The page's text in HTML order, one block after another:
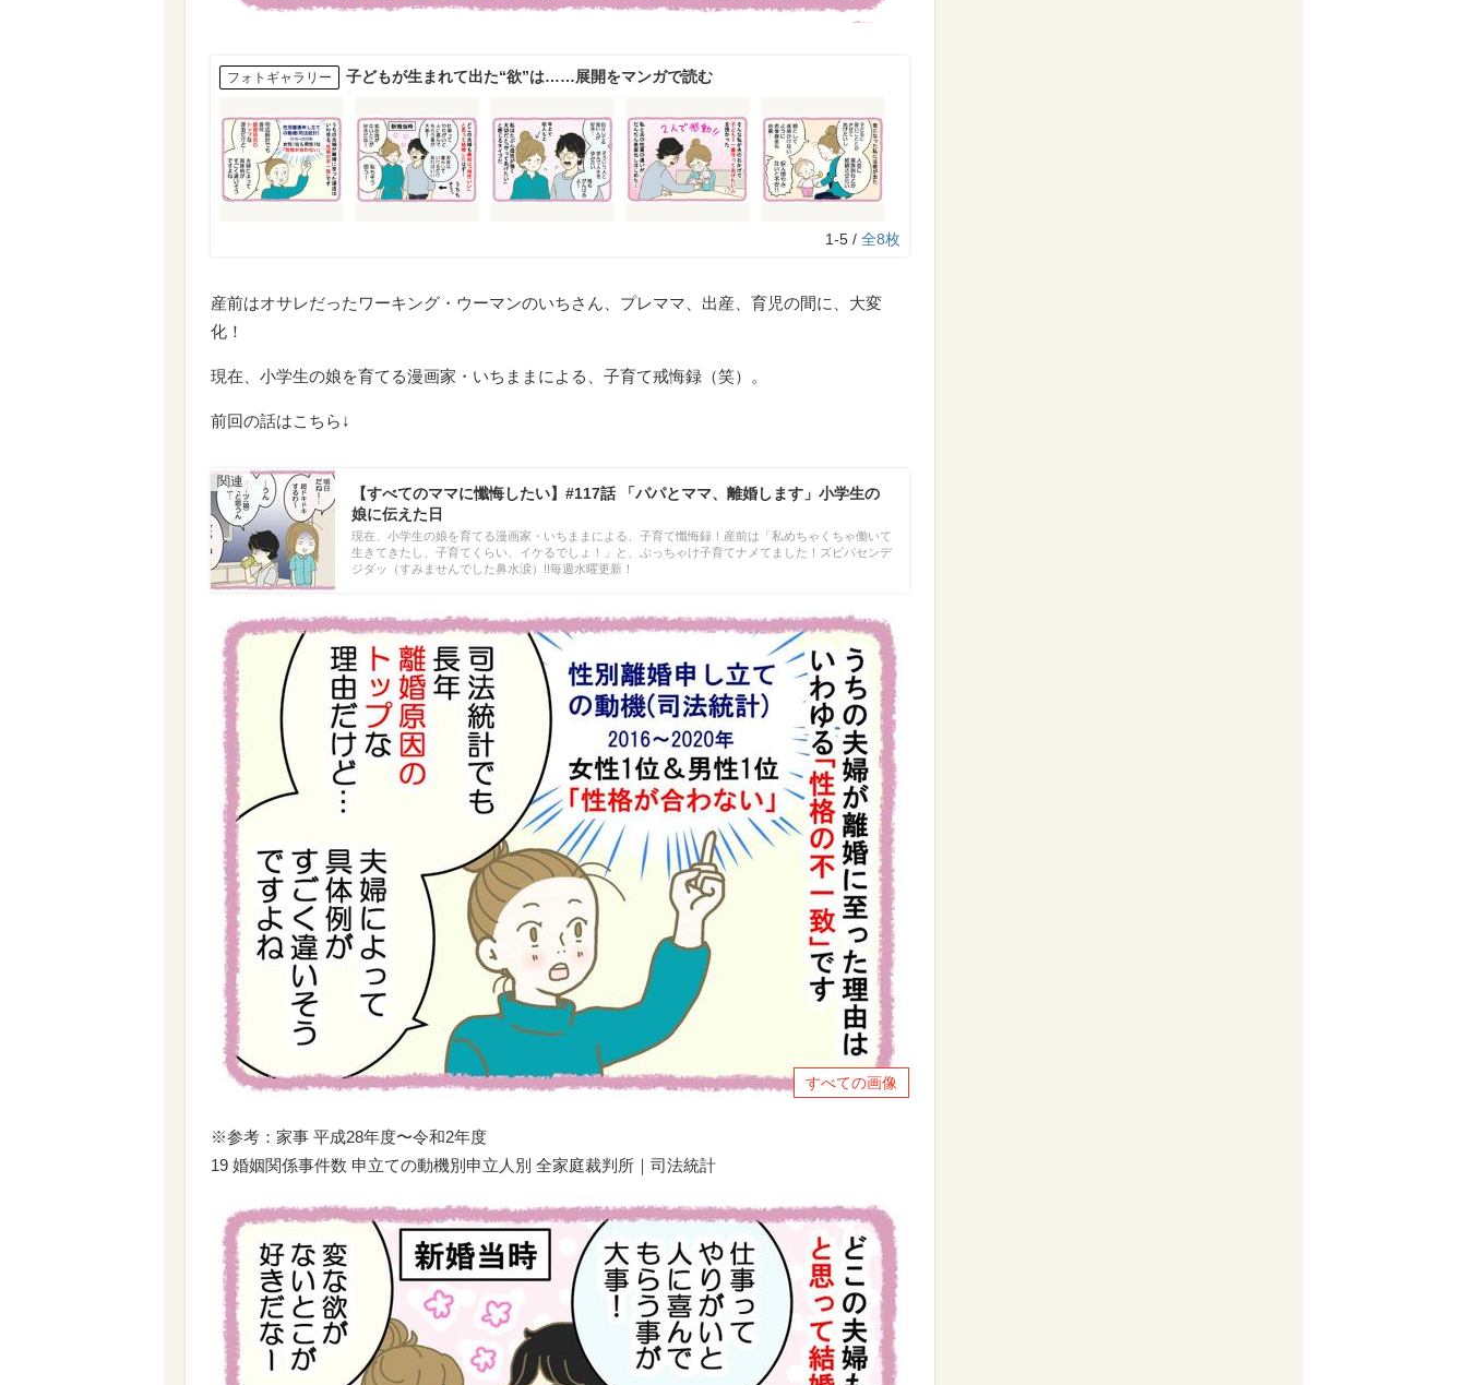
フォトギャラリー 子どもが生まれて出た“欲”は……展開をマンガで読む
1-5 / 全8枚
産前はオサレだったワーキング・ウーマンのいちさん、プレママ、出産、育児の間に、大変
化！
現在、小学生の娘を育てる漫画家・いちままによる、子育て戒悔録（笑）。
前回の話はこちら↓
【すべてのママに懺悔したい】#117話 「パパとママ、離婚します」小学生の
娘に伝えた日
現在、小学生の娘を育てる漫画家・いちままによる、子育て懺悔録！産前は「私めちゃくちゃ働いて
生きてきたし、子育てくらい、イケるでしょ！」と、ぶっちゃけ子育てナメてました！ズビバセンデ
ジダッ（すみませんでした鼻水涙）!!毎週水曜更新！
すべての画像
※参考：家事 平成28年度〜令和2年度
19 婚姻関係事件数 申立ての動機別申立人別 全家庭裁判所｜司法統計